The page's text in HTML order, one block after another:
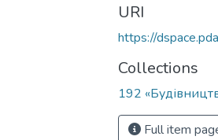
URI
https://
Collections
192
Full item